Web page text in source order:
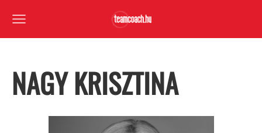
NAGY KRISZTINA